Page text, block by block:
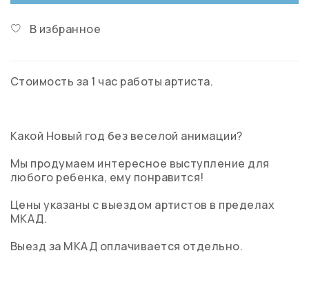
В избранное
Стоимость за 1 час работы артиста.
Какой Новый год без веселой анимации?
Мы продумаем интересное выступление для
любого ребенка, ему понравится!
Цены указаны с выездом артистов в пределах
МКАД.
Выезд за МКАД оплачивается отдельно.